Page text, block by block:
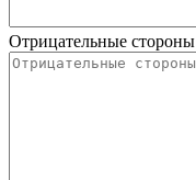
Отрицательные стороны